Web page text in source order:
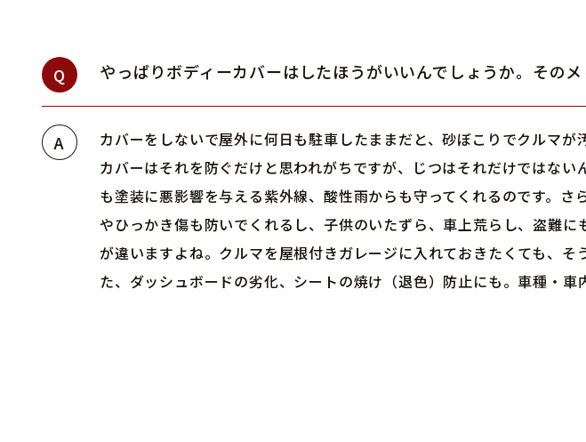
Q やっぱりボディーカバーはしたほうがいいんでしょうか。その
A カバーをしないで屋外に何日も駐車したままだと、砂ぼこりでクルマが
カバーはそれを防ぐだけと思われがちですが、じつはそれだけではな
も塗装に悪影響を与える紫外線、酸性雨からも守ってくれるのです。
やひっかき傷も防いでくれるし、子供のいたずら、車上荒らし、盗難
が違いますよね。クルマを屋根付きガレージに入れておきたくても、
た、ダッシュボードの劣化、シートの焼け（退色）防止にも。車種・車